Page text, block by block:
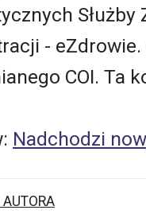
-
COI. Ta
Nadchodzi